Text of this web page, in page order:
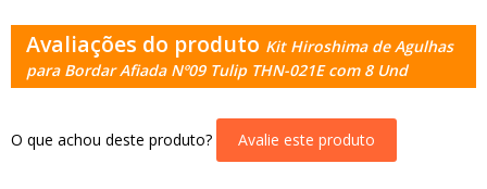
Avaliações do produto Kit Hiroshima de Agulhas
para Bordar Afiada Nº09 Tulip THN-021E com 8 Und
O que achou deste produto? Avalie este produto